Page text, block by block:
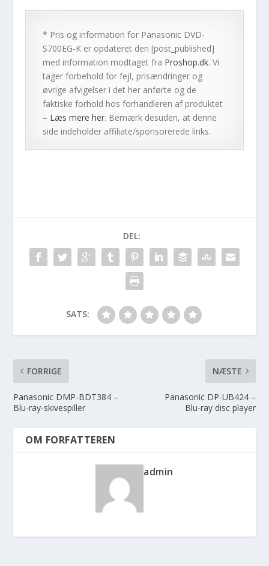
* Pris og information for Panasonic DVD-
S700EG-K er opdateret den [post_published]
med information modtaget fra Proshop.dk. Vi
tager forbehold for fejl, prisændringer og
øvrige afvigelser i det her anførte og de
faktiske forhold hos forhandleren af produktet
– Læs mere her. Bemærk desuden, at denne
side indeholder affiliate/sponsorerede links.
DEL:
SATS:
FORRIGE
Panasonic DMP-BDT384 –
Blu-ray-skivespiller
NÆSTE
Panasonic DP-UB424 –
Blu-ray disc player
OM FORFATTEREN
admin